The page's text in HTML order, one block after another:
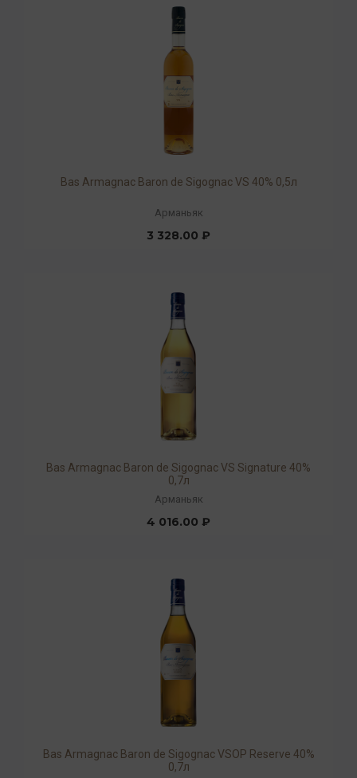
Bas Armagnac Baron de Sigognac VS 40% 0,5л
Арманьяк
3 328.00 ₽
Bas Armagnac Baron de Sigognac VS Signature 40%
0,7л
Арманьяк
4 016.00 ₽
Bas Armagnac Baron de Sigognac VSOP Reserve 40%
0,7л